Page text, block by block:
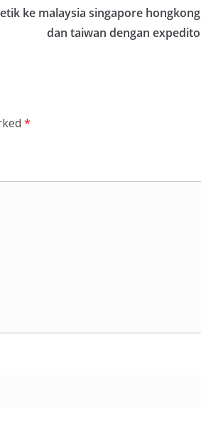
ke malaysia singapore hongkong
dan taiwan dengan expedito
*